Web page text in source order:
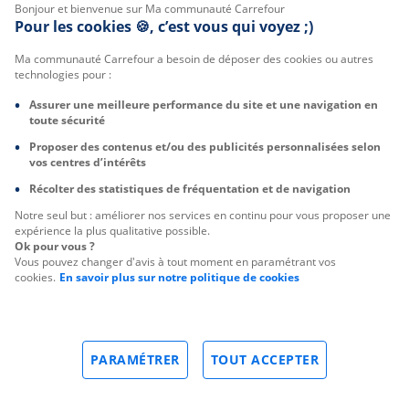
Bonjour et bienvenue sur Ma communauté Carrefour
Pour les cookies 🍪, c’est vous qui voyez ;)
Ma communauté Carrefour a besoin de déposer des cookies ou autres
technologies pour :
Assurer une meilleure performance du site et une navigation en
toute sécurité
Proposer des contenus et/ou des publicités personnalisées selon
vos centres d’intérêts
Récolter des statistiques de fréquentation et de navigation
Notre seul but : améliorer nos services en continu pour vous proposer une
expérience la plus qualitative possible.
Ok pour vous ?
Vous pouvez changer d'avis à tout moment en paramétrant vos
cookies. En savoir plus sur notre politique de cookies
TOUT ACCEPTER
PARAMÉTRER